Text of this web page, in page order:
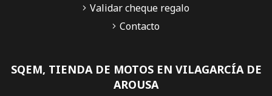
SQEM, TIENDA DE MOTOS EN VILAGARCÍA DE
AROUSA
Validar cheque regalo
Contacto